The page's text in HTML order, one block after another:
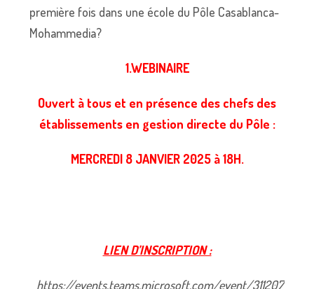
première fois dans une école du Pôle Casablanca-
Mohammedia?
1.WEBINAIRE
Ouvert à tous et en présence des chefs des
établissements en gestion directe du Pôle :
MERCREDI 8 JANVIER 2025 à 18H.
LIEN D’INSCRIPTION :
https://events.teams.microsoft.com/event/311207